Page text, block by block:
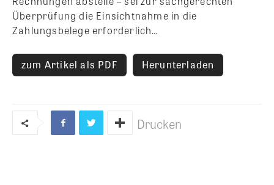
Überprüfung die Einsichtnahme in die
Zahlungsbelege erforderlich…
zum Artikel als PDF Herunterladen
Drucken